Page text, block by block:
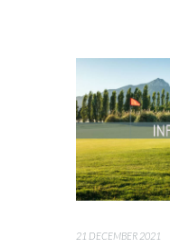
21 DECEMBER 2021